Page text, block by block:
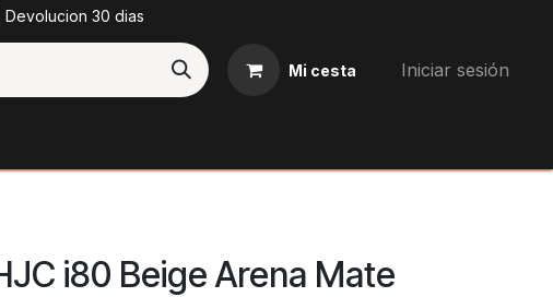
30 dias
Mi cesta Iniciar sesión
i80 Beige Arena Mate